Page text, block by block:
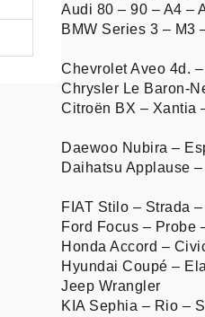
Audi 80 – 90 – A4 –
BMW Series 3 – M3
Chevrolet Aveo 4d.
Chrysler Le Baron-
Citroën BX – Xantia
Daewoo Nubira –
Daihatsu Applause
FIAT Stilo – Strada
Ford Focus – Probe
Honda Accord –
Hyundai Coupé –
Jeep Wrangler
KIA Sephia – Rio –